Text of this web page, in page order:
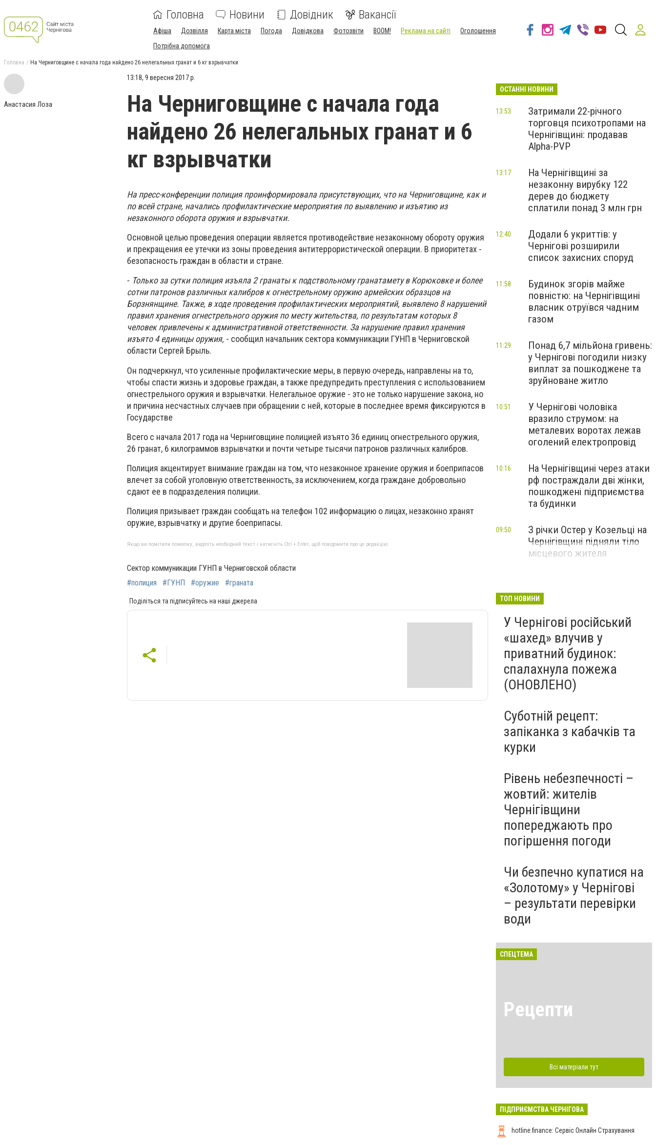
Головна Новини Довідник Вакансії
Афіша Дозвілля Карта міста Погода Довідкова Фотозвіти BOOM! Реклама на сайті
Оголошення
Потрібна допомога
Головна На Черниговщине с начала года найдено 26 нелегальных гранат и 6 кг взрывчатки
Анастасия Лоза
13:18, 9 вересня 2017 р.
На Черниговщине с начала года
найдено 26 нелегальных гранат и 6
кг взрывчатки
На пресс-конференции полиция проинформировала присутствующих, что на Черниговщине, как и
по всей стране, начались профилактические мероприятия по выявлению и изъятию из
незаконного оборота оружия и взрывчатки.
Основной целью проведения операции является противодействие незаконному обороту оружия
и прекращения ее утечки из зоны проведения антитеррористической операции. В приоритетах -
безопасность граждан в области и стране.
- Только за сутки полиция изъяла 2 гранаты к подствольному гранатамету в Корюковке и более
сотни патронов различных калибров к огнестрельному оружию армейских образцов на
Борзнянщине. Также, в ходе проведения профилактических мероприятий, выявлено 8 нарушений
правил хранения огнестрельного оружия по месту жительства, по результатам которых 8
человек привлечены к административной ответственности. За нарушение правил хранения
изъято 4 единицы оружия, - сообщил начальник сектора коммуникации ГУНП в Черниговской
области Сергей Брыль.
Он подчеркнул, что усиленные профилактические меры, в первую очередь, направлены на то,
чтобы спасти жизнь и здоровье граждан, а также предупредить преступления с использованием
огнестрельного оружия и взрывчатки. Нелегальное оружие - это не только нарушение закона, но
и причина несчастных случаев при обращении с ней, которые в последнее время фиксируются в
Государстве
Всего с начала 2017 года на Черниговщине полицией изъято 36 единиц огнестрельного оружия,
26 гранат, 6 килограммов взрывчатки и почти четыре тысячи патронов различных калибров.
Полиция акцентирует внимание граждан на том, что незаконное хранение оружия и боеприпасов
влечет за собой уголовную ответственность, за исключением, когда граждане добровольно
сдают ее в подразделения полиции.
Полиция призывает граждан сообщать на телефон 102 информацию о лицах, незаконно хранят
оружие, взрывчатку и другие боеприпасы.
Якщо ви помітили помилку, виділіть необхідний текст і натисніть Ctrl + Enter, щоб повідомити про це редакцію
Сектор коммуникации ГУНП в Черниговской области
#полиция
#ГУНП #оружие #граната
Поділіться та підписуйтесь на наші джерела
ОСТАННІ НОВИНИ
Затримали 22-річного
торговця психотропами на
Чернігівщині: продавав
Alpha-PVP
13:53
На Чернігівщині за
незаконну вирубку 122
дерев до бюджету
сплатили понад 3 млн грн
13:17
Додали 6 укриттів: у
Чернігові розширили
список захисних споруд
12:40
Будинок згорів майже
повністю: на Чернігівщині
власник отруївся чадним
газом
11:58
Понад 6,7 мільйона гривень:
у Чернігові погодили низку
виплат за пошкоджене та
зруйноване житло
11:29
У Чернігові чоловіка
вразило струмом: на
металевих воротах лежав
оголений електропровід
10:51
На Чернігівщині через атаки
рф постраждали дві жінки,
пошкоджені підприємства
та будинки
10:16
З річки Остер у Козельці на
Чернігівщині підняли тіло
місцевого жителя
09:50
ТОП НОВИНИ
У Чернігові російський
«шахед» влучив у
приватний будинок:
спалахнула пожежа
(ОНОВЛЕНО)
Суботній рецепт:
запіканка з кабачків та
курки
Рівень небезпечності –
жовтий: жителів
Чернігівщини
попереджають про
погіршення погоди
Чи безпечно купатися на
«Золотому» у Чернігові
– результати перевірки
води
СПЕЦТЕМА
Рецепти
Всі матеріали тут
ПІДПРИЄМСТВА ЧЕРНІГОВА
hotline.finance: Сервіс Онлайн Страхування